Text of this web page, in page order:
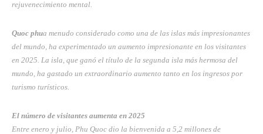
rejuvenecimiento mental.
Quoc phua menudo considerado como una de las islas más impresionantes
del mundo, ha experimentado un aumento impresionante en los visitantes
en 2025. La isla, que ganó el título de la segunda isla más hermosa del
mundo, ha gastado un extraordinario aumento tanto en los ingresos por
turismo turísticos.
El número de visitantes aumenta en 2025
Entre enero y julio, Phu Quoc dio la bienvenida a 5,2 millones de